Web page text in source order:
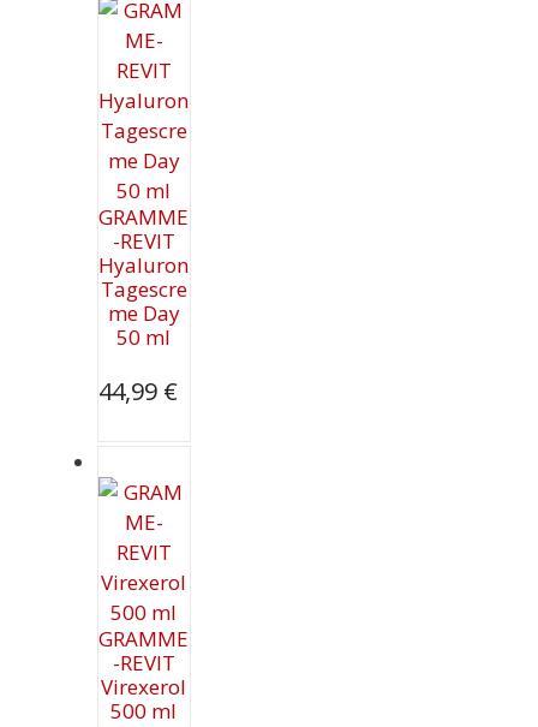
GRAMME
-REVIT
Hyaluron
Tagescre
me Day
50 ml
44,99 €
GRAMME
-REVIT
Virexerol
500 ml